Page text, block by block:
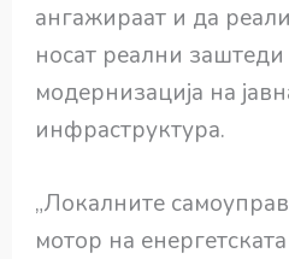
ангажираат и да
носат реални
модернизација на
инфраструктура.
„Локалните
мотор на